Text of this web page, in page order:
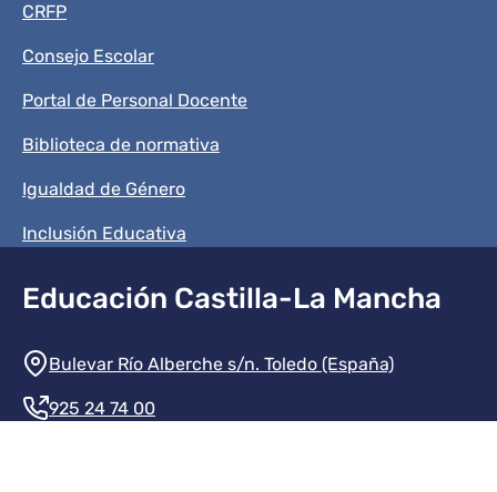
CRFP
Consejo Escolar
Portal de Personal Docente
Biblioteca de normativa
Igualdad de Género
Inclusión Educativa
Educación Castilla-La Mancha
Información de la institución
Bulevar Río Alberche s/n. Toledo (España)
925 24 74 00